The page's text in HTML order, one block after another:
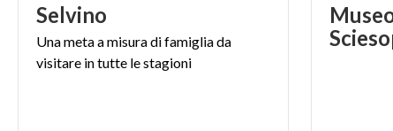
Selvino
Unametaamisuradifamigliada
visitare intutte lestagioni